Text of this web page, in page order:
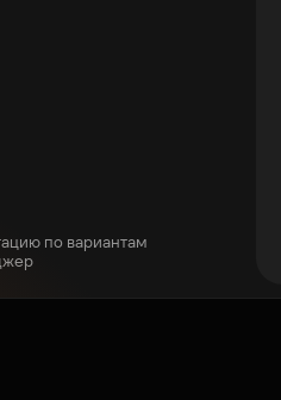
по вариантам